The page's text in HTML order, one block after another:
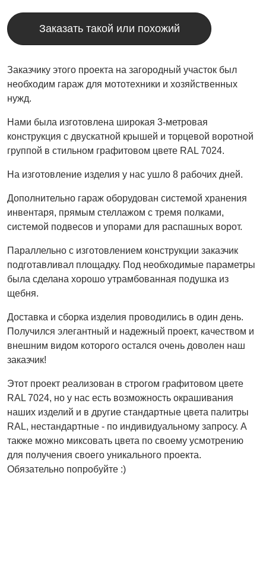
Заказать такой или похожий
Заказчику этого проекта на загородный участок был
необходим гараж для мототехники и хозяйственных
нужд.
Нами была изготовлена широкая 3-метровая
конструкция с двускатной крышей и торцевой воротной
группой в стильном графитовом цвете RAL 7024.
На изготовление изделия у нас ушло 8 рабочих дней.
Дополнительно гараж оборудован системой хранения
инвентаря, прямым стеллажом с тремя полками,
системой подвесов и упорами для распашных ворот.
Параллельно с изготовлением конструкции заказчик
подготавливал площадку. Под необходимые параметры
была сделана хорошо утрамбованная подушка из
щебня.
Доставка и сборка изделия проводились в один день.
Получился элегантный и надежный проект, качеством и
внешним видом которого остался очень доволен наш
заказчик!
Этот проект реализован в строгом графитовом цвете
RAL 7024, но у нас есть возможность окрашивания
наших изделий и в другие стандартные цвета палитры
RAL, нестандартные - по индивидуальному запросу. А
также можно миксовать цвета по своему усмотрению
для получения своего уникального проекта.
Обязательно попробуйте :)